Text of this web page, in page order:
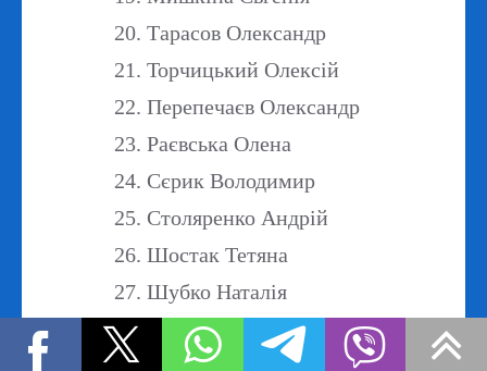
Тарасов Олександр
Торчицький Олексій
Перепечаєв Олександр
Раєвська Олена
Сєрик Володимир
Столяренко Андрій
Шостак Тетяна
Шубко Наталія